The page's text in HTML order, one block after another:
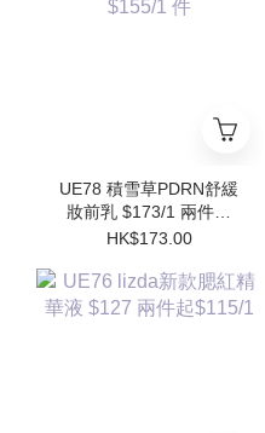
UE78 積雪草PDRN舒緩
妝前乳 $173/1 兩件起
$155/1 件
HK$173.00